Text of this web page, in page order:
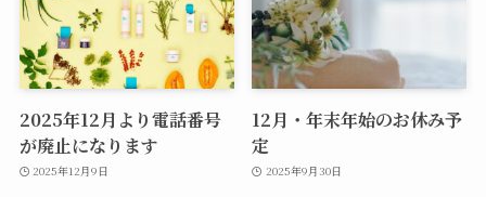
2025年12月より電話番号
が廃止になります
2025年12月9日
12月・年末年始のお休み予
定
2025年9月30日